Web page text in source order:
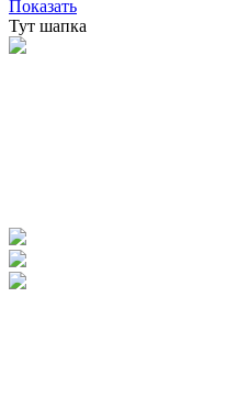
Показать
Тут шапка